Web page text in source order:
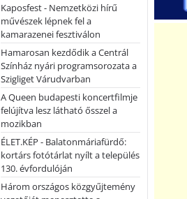
Kaposfest - Nemzetközi hírű
művészek lépnek fel a
kamarazenei fesztiválon
Hamarosan kezdődik a Centrál
Színház nyári programsorozata a
Szigliget Várudvarban
A Queen budapesti koncertfilmje
felújítva lesz látható ősszel a
mozikban
ÉLET.KÉP - Balatonmáriafürdő:
kortárs fotótárlat nyílt a település
130. évfordulóján
Három országos közgyűjtemény